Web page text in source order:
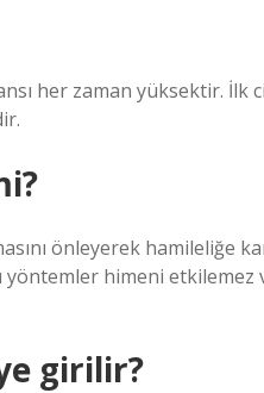
her zaman yüksektir. İlk
önleyerek hamileliğe
yöntemler himeni etkilemez
girilir?